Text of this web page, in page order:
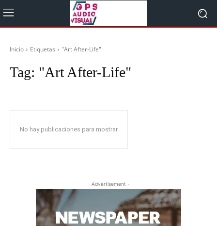
Inicio Etiquetas "Art After-Life"
Tag: "Art After-Life"
No hay publicaciones para mostrar
- Advertisement -